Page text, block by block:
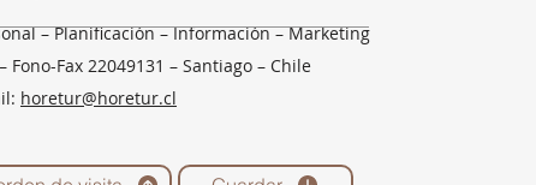
– Planificación – Información – Marketing
Fax 22049131 – Santiago – Chile
horetur@horetur.cl